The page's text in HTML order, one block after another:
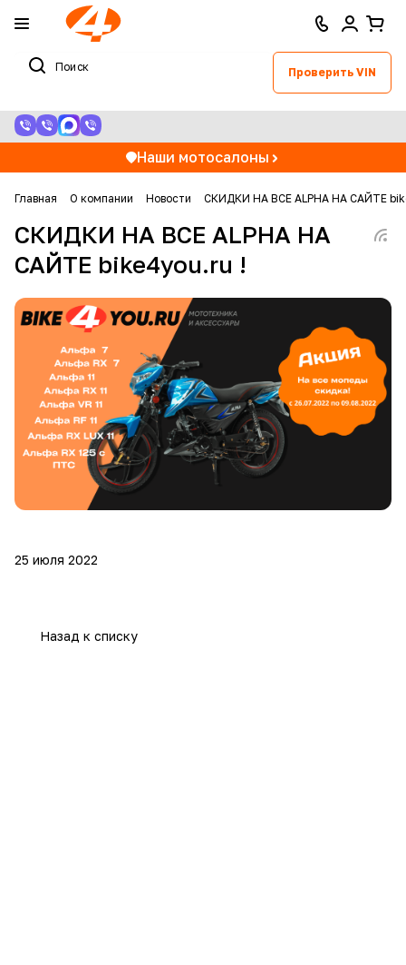
Проверить VIN
Наши мотосалоны
Главная О компании Новости СКИДКИ НА ВСЕ ALPHA НА САЙТЕ
СКИДКИ НА ВСЕ ALPHA НА
САЙТЕ bike4you.ru !
25 июля 2022
Назад к списку